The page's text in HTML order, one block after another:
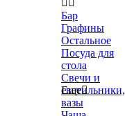
 
Бар
Графины
Остальное
Посуда для
стола
Свечи и
светильники,
вазы
Еще